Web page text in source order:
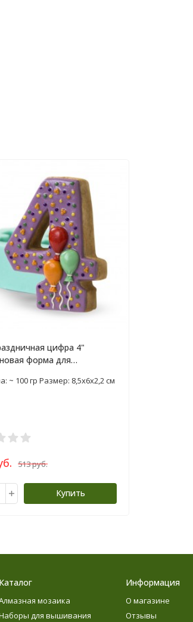
цифра 4"
форма для
~ 100 гр Размер: 8,5х6х2,2 см
513 руб.
Купить
Каталог
мозаика
для вышивания
Информация
О магазине
Отзывы